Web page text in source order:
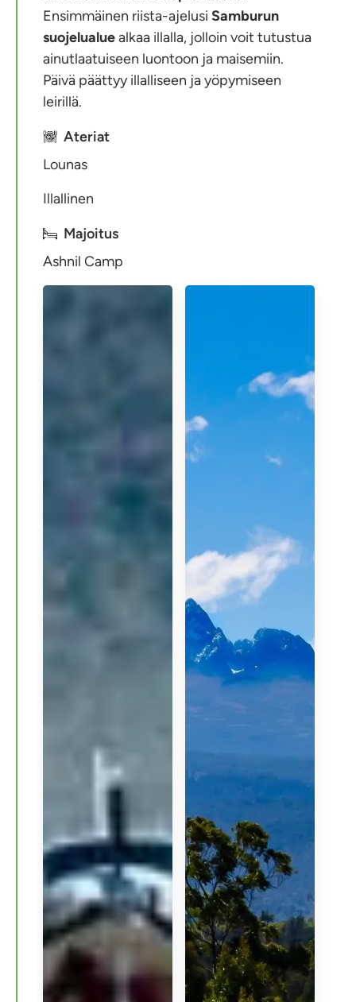
Ensimmäinen riista-ajelusi Samburun
suojelualuealkaa illalla, jolloin voit tutustua
ainutlaatuiseen luontoon ja maisemiin.
Päivä päättyy illalliseen ja yöpymiseen
leirillä.
Ateriat
Lounas
Illallinen
Majoitus
Ashnil Camp